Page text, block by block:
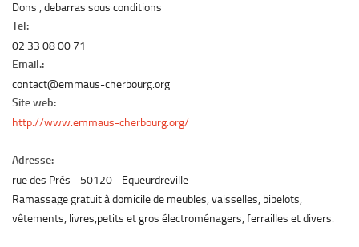
Dons , debarras sous conditions
Tel:
02 33 08 00 71
Email.:
contact@emmaus-cherbourg.org
Site web:
http://www.emmaus-cherbourg.org/
Adresse:
rue des Prés 50120
Equeurdreville
Ramassage gratuit à domicile de meubles, vaisselles, bibelots,
vêtements, livres,petits et gros électroménagers, ferrailles et divers.